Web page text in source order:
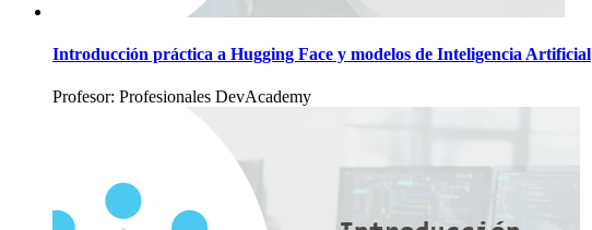
Introducción práctica a Hugging Face y modelos de Inteligencia Artificial
Profesor: Profesionales DevAcademy